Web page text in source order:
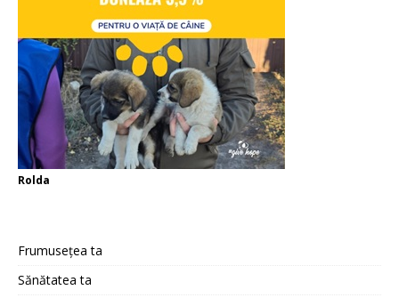
Rolda
Frumusețea ta
Sănătatea ta